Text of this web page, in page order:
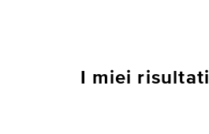
I miei risultati